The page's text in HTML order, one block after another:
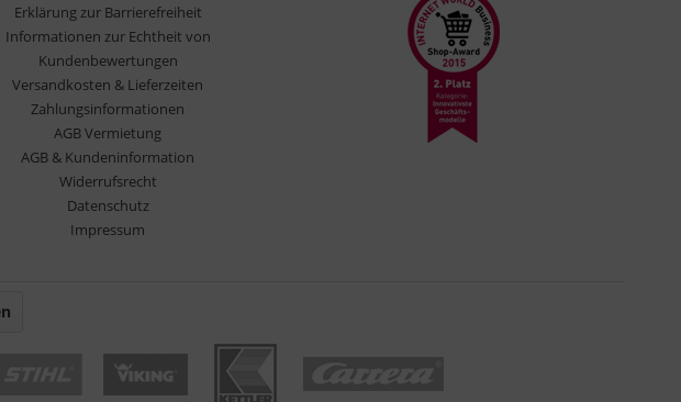
Erklärung zur Barrierefreiheit
Informationen zur Echtheit von
Kundenbewertungen
Versandkosten & Lieferzeiten
Zahlungsinformationen
AGB Vermietung
AGB & Kundeninformation
Widerrufsrecht
Datenschutz
Impressum